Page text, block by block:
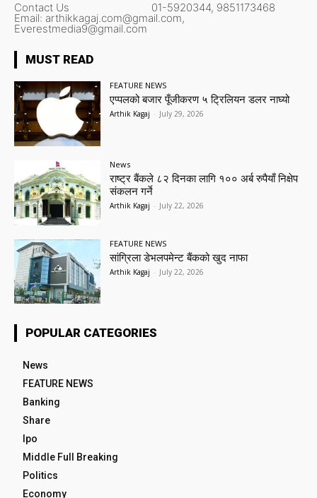
Contact Us 01-5920344, 9851173468
Email: arthikkagaj.com@gmail.com,
Everestmedia9@gmail.com
MUST READ
FEATURE NEWS
एप्पलको बजार पूँजीकरण ५ ट्रिलियन डलर नाघ्यो
Arthik Kagaj - July 29, 2026
News
राष्ट्र बैंकले ८२ दिनका लागि १०० अर्ब रुपैयाँ निक्षेप
संकलन गर्ने
Arthik Kagaj - July 22, 2026
FEATURE NEWS
सांग्रिला डेभलपमेन्ट बैंकको खुद नाफा
Arthik Kagaj - July 22, 2026
POPULAR CATEGORIES
News
FEATURE NEWS
Banking
Share
Ipo
Middle Full Breaking
Politics
Economy